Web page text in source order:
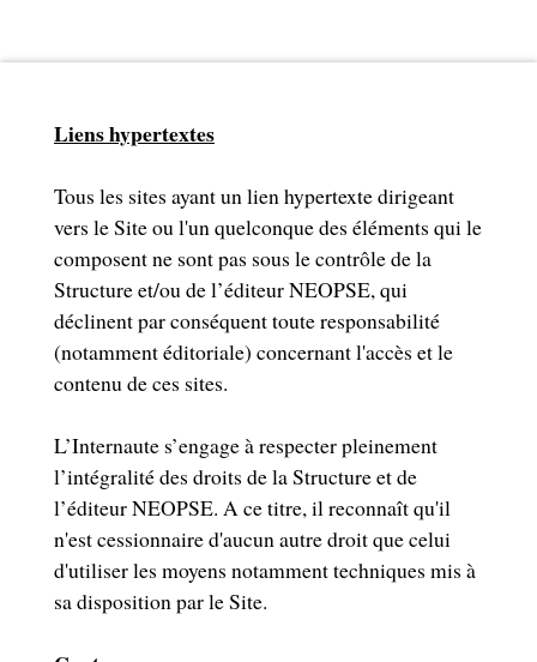
Liens hypertextes
Tous les sites ayant un lien hypertexte dirigeant
vers le Site ou l'un quelconque des éléments qui le
composent ne sont pas sous le contrôle de la
Structure et/ou de l’éditeur NEOPSE, qui
déclinent par conséquent toute responsabilité
(notamment éditoriale) concernant l'accès et le
contenu de ces sites.
L’Internaute s’engage à respecter pleinement
l’intégralité des droits de la Structure et de
l’éditeur NEOPSE. A ce titre, il reconnaît qu'il
n'est cessionnaire d'aucun autre droit que celui
d'utiliser les moyens notamment techniques mis à
sa disposition par le Site.